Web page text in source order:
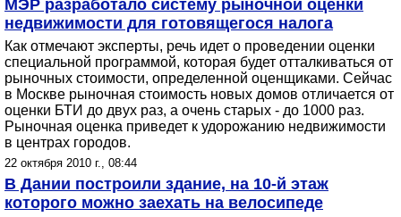
МЭР разработало систему рыночной оценки
недвижимости для готовящегося налога
Как отмечают эксперты, речь идет о проведении оценки
специальной программой, которая будет отталкиваться от
рыночных стоимости, определенной оценщиками. Сейчас
в Москве рыночная стоимость новых домов отличается от
оценки БТИ до двух раз, а очень старых - до 1000 раз.
Рыночная оценка приведет к удорожанию недвижимости
в центрах городов.
22 октября 2010 г., 08:44
В Дании построили здание, на 10-й этаж
которого можно заехать на велосипеде